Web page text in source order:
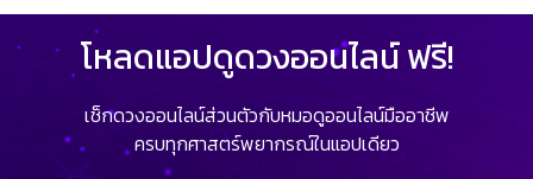
โหลดแอปดูดวงออนไลน์ ฟรี!
เช็กดวงออนไลน์ส่วนตัวกับหมอดูออนไลน์มืออาชีพ
ครบทุกศาสตร์พยากรณ์ในแอปเดียว